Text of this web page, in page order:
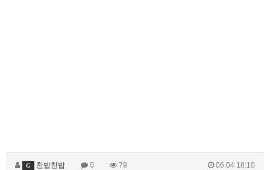
G 찬밥찬밥 0 79 06.04 18:10